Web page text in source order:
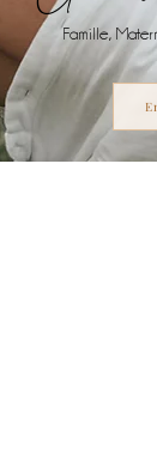
Famille,